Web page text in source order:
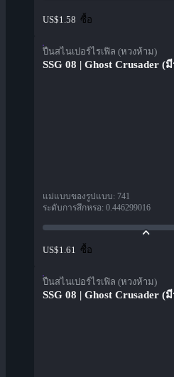
US$1.58 ซื้อ
ปืนสไนเปอร์ไรเฟิล (หวงห้าม)
SSG 08 | Ghost Crusader
แม่แบบของรูปแบบ: 741
ระดับการสึกหรอ: 0.446299016
US$1.61 ซื้อ
ปืนสไนเปอร์ไรเฟิล (หวงห้าม)
SSG 08 | Ghost Crusader